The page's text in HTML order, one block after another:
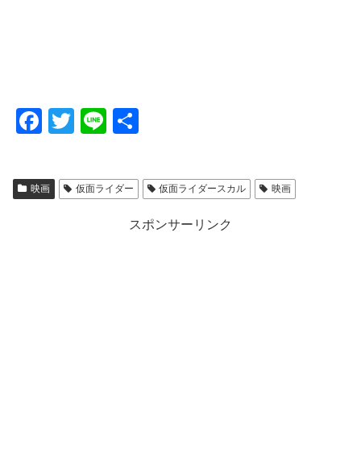
F
c
e
T
tt
er
Li
e
映画 仮面ライダー 仮面ライダースカル 映画
スポンサーリンク